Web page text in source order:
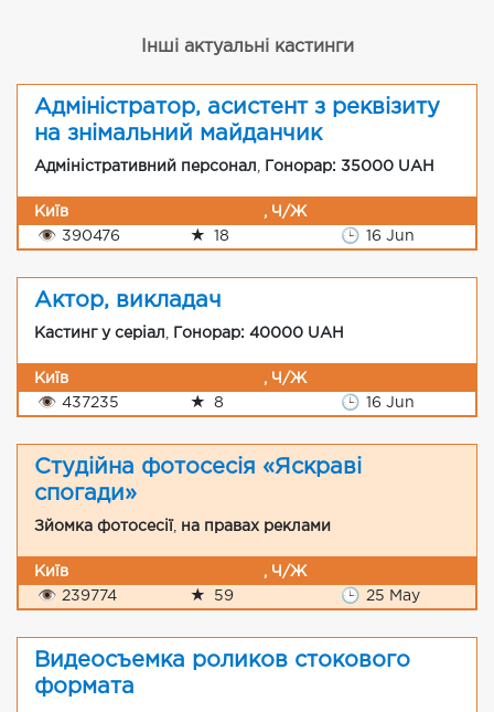
Інші актуальні кастинги
Адміністратор, асистент з реквізиту
на знімальний майданчик
Адміністративний персонал Гонорар: 35000 UAH
Київ
, Ч/Ж
👁 390476 ★ 18 🕒 16 Jun
Актор, викладач
Кастинг у серіал Гонорар: 40000 UAH
Київ
, Ч/Ж
👁 437235 ★ 8 🕒 16 Jun
Студійна фотосесія «Яскраві
спогади»
Зйомка фотосесії на правах реклами
Київ
, Ч/Ж
👁 239774 ★ 59 🕒 25 May
Видеосъемка роликов стокового
формата